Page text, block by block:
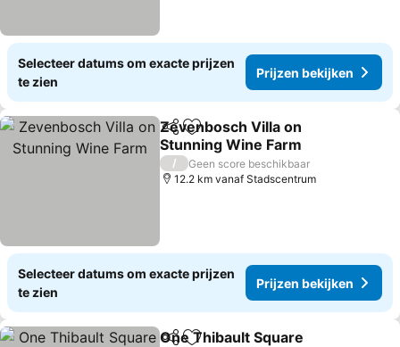
Selecteer datums om exacte prijzen
te zien
Prijzen bekijken
DelenToevoegen aan favorieten
Zevenbosch Villa on
Stunning Wine Farm
Prijzen bekijken
/
Geen score beschikbaar
12.2 km vanaf Stadscentrum
Selecteer datums om exacte prijzen
te zien
Prijzen bekijken
One Thibault Square